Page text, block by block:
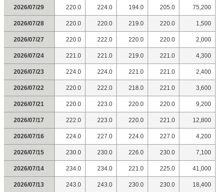
2026/07/29 220.0 224.0 194.0 205.0 75,200
2026/07/28 220.0 220.0 219.0 220.0 1,500
2026/07/27 220.0 222.0 220.0 220.0 2,000
2026/07/24 221.0 221.0 219.0 221.0 4,300
2026/07/23 224.0 224.0 221.0 221.0 2,400
2026/07/22 220.0 222.0 218.0 221.0 3,600
2026/07/21 220.0 223.0 220.0 220.0 9,200
2026/07/17 222.0 223.0 220.0 221.0 12,800
2026/07/16 224.0 227.0 224.0 227.0 4,200
2026/07/15 230.0 230.0 226.0 230.0 7,100
2026/07/14 234.0 234.0 221.0 225.0 41,000
2026/07/13 243.0 243.0 230.0 230.0 18,400